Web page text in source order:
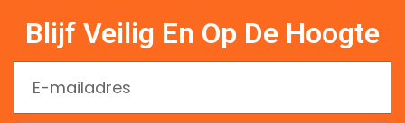
Blijf Veilig En Op De Hoogte